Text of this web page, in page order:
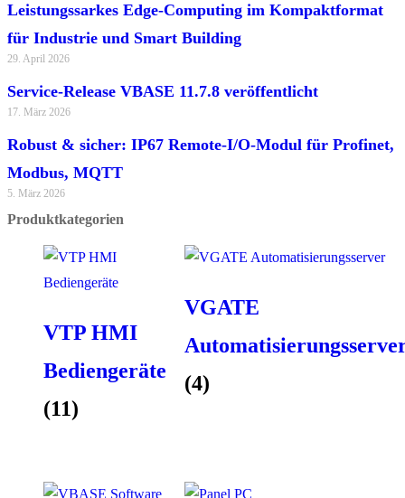
Leistungssarkes Edge-Computing im Kompaktformat
für Industrie und Smart Building
29. April 2026
Service-Release VBASE 11.7.8 veröffentlicht
17. März 2026
Robust & sicher: IP67 Remote-I/O-Modul für Profinet,
Modbus, MQTT
5. März 2026
Produktkategorien
VTP HMI
Bediengeräte
(11)
VGATE
(4)